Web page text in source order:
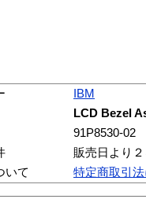
IBM
LCD Bezel
91P8530-02
販売日より
いて
特定商取引